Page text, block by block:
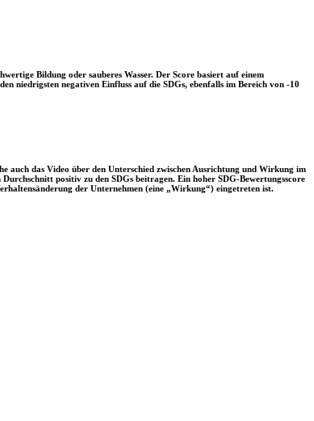
Bildung oder sauberes Wasser. Der Score basiert auf einem
niedrigsten negativen Einfluss auf die SDGs, ebenfalls im Bereich von -10
das Video über den Unterschied zwischen Ausrichtung und Wirkung im
positiv zu den SDGs beitragen. Ein hoher SDG-Bewertungsscore
der Unternehmen (eine „Wirkung“) eingetreten ist.